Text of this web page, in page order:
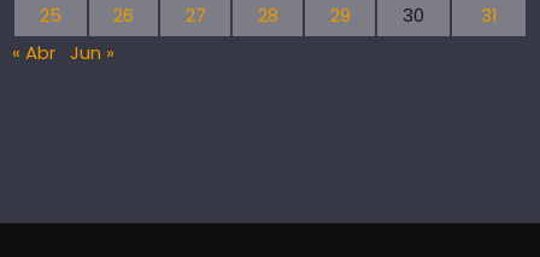
25
26 27 28 29 30
31
« Abr Jun »